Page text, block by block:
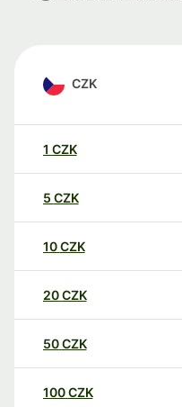
CZK
1 CZK
5 CZK
10CZK
20CZK
50CZK
100CZK